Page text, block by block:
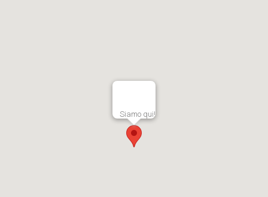
Siamo qui!